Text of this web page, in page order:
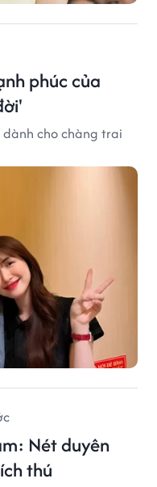
phúc của
dành cho chàng trai
Nét duyên
thú